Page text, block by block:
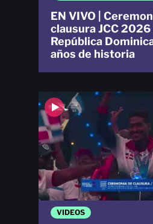
VIDEOS
EN VIVO |
clausura JCC 2026
República
años de historia